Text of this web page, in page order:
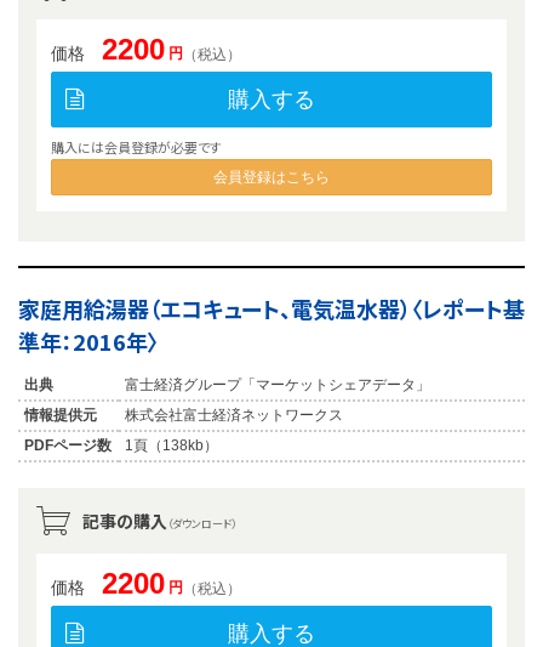
価格 2200 円 （税込）
購入する
購入には会員登録が必要です
会員登録はこちら
家庭用給湯器（エコキュート、電気温水器）〈レポート基
準年：2016年〉
出典
富士経済グループ「マーケットシェアデータ」
情報提供元
株式会社富士経済ネットワークス
PDFページ数
1頁（138kb）
記事の購入 （ダウンロード）
価格 2200 円 （税込）
購入する